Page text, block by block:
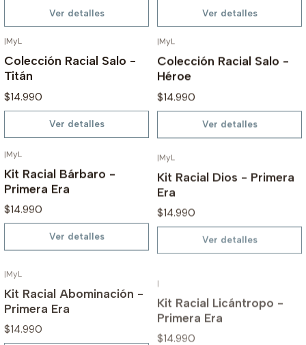
Ver detalles Ver detalles
|MyL
Colección Racial Salo -
Titán
$14.990
Ver detalles
|MyL
Colección Racial Salo -
Héroe
$14.990
Ver detalles
|MyL
Kit Racial Bárbaro -
Primera Era
$14.990
Ver detalles
|MyL
Kit Racial Dios - Primera
Era
$14.990
Ver detalles
Kit Racial Abominación -
Primera Era
Kit Racial Licántropo -
Primera Era
$14.990